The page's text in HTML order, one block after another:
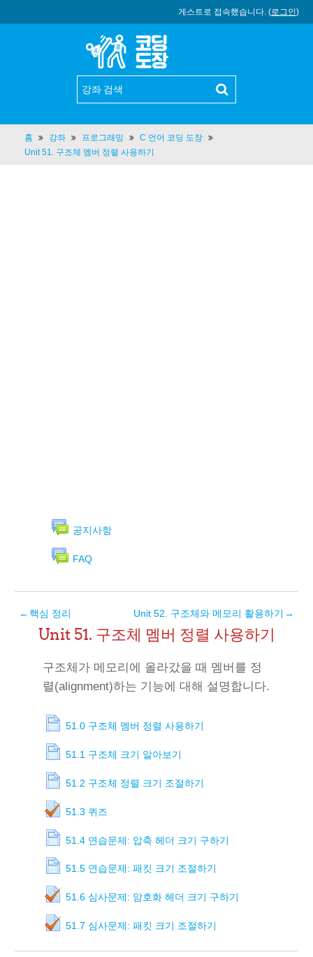
게스트로 접속했습니다. (로그인)
홈 강좌 프로그래밍
C 언어 코딩 도장
Unit 51. 구조체 멤버 정렬 사용하기
공지사항
FAQ
← 핵심 정리 Unit 52. 구조체와 메모리 활용하기 →
Unit 51. 구조체 멤버 정렬 사용하기
구조체가 메모리에 올라갔을 때 멤버를 정
렬(alignment)하는 기능에 대해 설명합니다.
51.0 구조체 멤버 정렬 사용하기
51.1 구조체 크기 알아보기
51.2 구조체 정렬 크기 조절하기
51.3 퀴즈
51.4 연습문제: 압축 헤더 크기 구하기
51.5 연습문제: 패킷 크기 조절하기
51.6 심사문제: 암호화 헤더 크기 구하기
51.7 심사문제: 패킷 크기 조절하기